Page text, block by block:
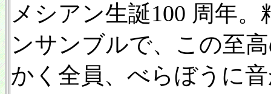
メシアン生誕100 周年
ンサンブルで、この至
かく全員、べらぼうに